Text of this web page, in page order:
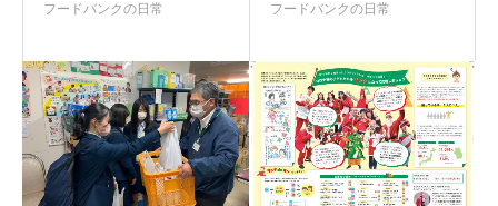
フードバンクの日常
フードバンクの日常